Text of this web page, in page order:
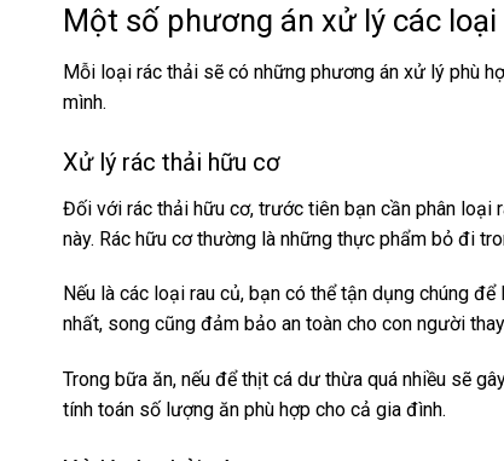
Một số phương án xử lý các
Mỗi loại rác thải sẽ có những phương án xử lý phù
mình.
Xử lý rác thải hữu cơ
Đối với rác thải hữu cơ, trước tiên bạn cần phân loại
này. Rác hữu cơ thường là những thực phẩm bỏ đi
Nếu là các loại rau củ, bạn có thể tận dụng chúng
nhất, song cũng đảm bảo an toàn cho con người
Trong bữa ăn, nếu để thịt cá dư thừa quá nhiều sẽ
tính toán số lượng ăn phù hợp cho cả gia đình.